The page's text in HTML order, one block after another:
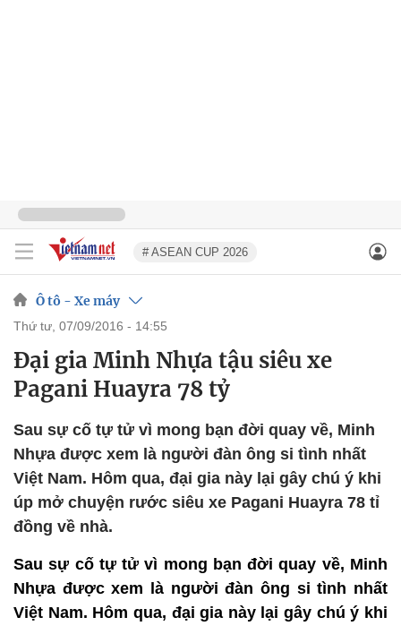
# ASEAN CUP 2026
Ô tô - Xe máy
thứ tư, 07/09/2016 - 14:55
Đại gia Minh Nhựa tậu siêu xe
Pagani Huayra 78 tỷ
Sau sự cố tự tử vì mong bạn đời quay về, Minh
Nhựa được xem là người đàn ông si tình nhất
Việt Nam. Hôm qua, đại gia này lại gây chú ý khi
úp mở chuyện rước siêu xe Pagani Huayra 78 tỉ
đồng về nhà.
Sau sự cố tự tử vì mong bạn đời quay về, Minh
Nhựa được xem là người đàn ông si tình nhất
Việt Nam. Hôm qua, đại gia này lại gây chú ý khi